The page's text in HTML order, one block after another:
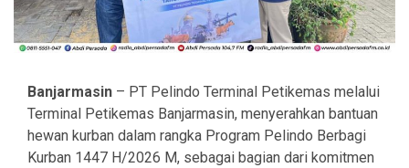
Banjarmasin – PT Pelindo Terminal Petikemas melalui
Terminal Petikemas Banjarmasin, menyerahkan bantuan
hewan kurban dalam rangka Program Pelindo Berbagi
Kurban 1447 H/2026 M, sebagai bagian dari komitmen